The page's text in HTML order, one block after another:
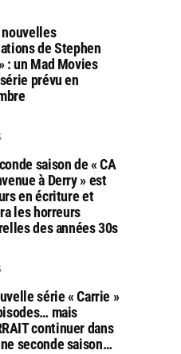
nouvelles
de Stephen
: un Mad Movies
prévu en
saison de « CA
à Derry » est
en écriture et
les horreurs
des années 30s
série « Carrie »
mais
continuer dans
seconde saison…